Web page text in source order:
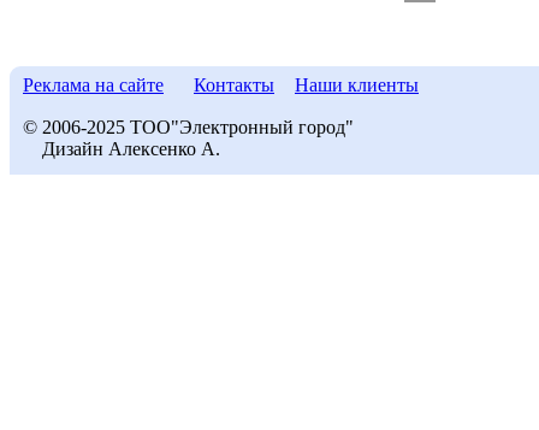
Реклама на сайте Контакты Наши клиенты
© 2006-2025 ТОО"Электронный город"
Дизайн Алексенко А.